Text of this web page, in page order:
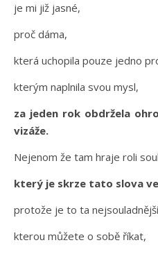
je mi již jasné,
proč dáma,
která uchopila pouze jedno
kterým naplnila svou mysl,
za jeden rok obdržela
vizáže.
Nejenom že tam hraje roli
který je skrze tato slova
protože je to ta
kterou můžete o sobě říkat,